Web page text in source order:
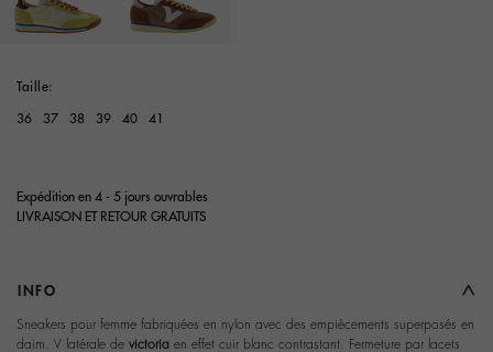
Taille:
36 37 38 39 40 41
Expédition en 4 - 5 jours ouvrables
LIVRAISON ET RETOUR GRATUITS
INFO
Sneakers pour femme fabriquées en nylon avec des empiècements superposés en
daim. V latérale de victoria en effet cuir blanc contrastant. Fermeture par lacets